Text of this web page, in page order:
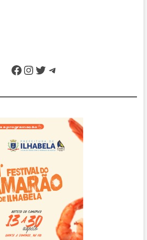
Facebook
Instagram
Twitter
Telegram